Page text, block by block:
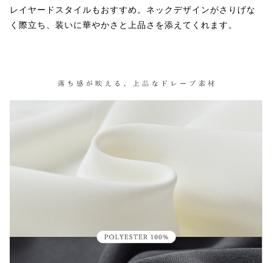
レイヤードスタイルもおすすめ。ネックデザインがさりげな
く際立ち、装いに華やかさと上品さを添えてくれます。